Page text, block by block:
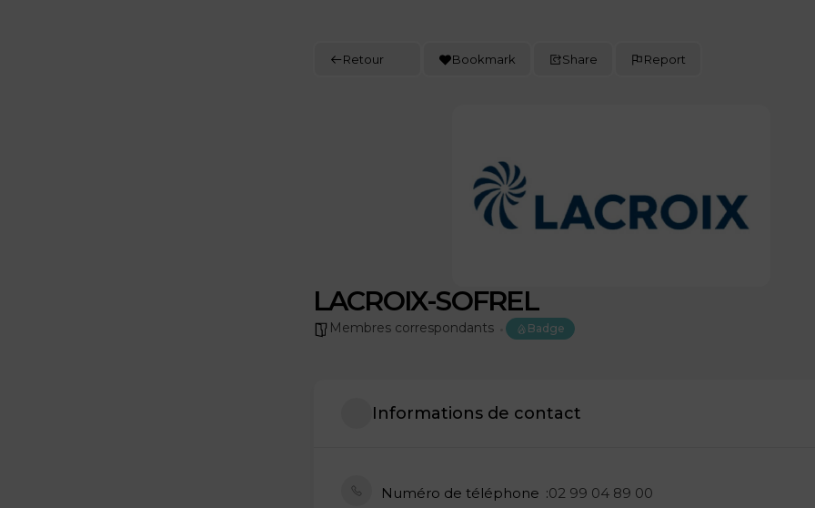
Retour Bookmark Share Report
LACROIX-SOFREL
Membres correspondants Badge
Informations de contact
Numéro de téléphone 02 99 04 89 00